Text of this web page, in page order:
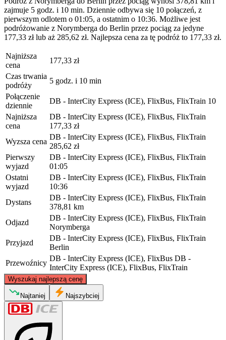
zajmuje 5 godz. i 10 min. Dziennie odbywa się 10 połączeń, z
pierwszym odlotem o 01:05, a ostatnim o 10:36. Możliwe jest
podróżowanie z Norymberga do Berlin przez pociąg za jedyne
177,33 zł lub aż 285,62 zł. Najlepsza cena za tę podróż to 177,33 zł.
Najniższa
cena
177,33 zł
Czas trwania
podróży
5 godz. i 10 min
Połączenie
dziennie
DB - InterCity Express (ICE), FlixBus, FlixTrain 10
Najniższa
cena
DB - InterCity Express (ICE), FlixBus, FlixTrain
177,33 zł
Wyzsza cena
DB - InterCity Express (ICE), FlixBus, FlixTrain
285,62 zł
Pierwszy
wyjazd
DB - InterCity Express (ICE), FlixBus, FlixTrain
01:05
Ostatni
wyjazd
DB - InterCity Express (ICE), FlixBus, FlixTrain
10:36
Dystans
DB - InterCity Express (ICE), FlixBus, FlixTrain
378,81 km
Odjazd
DB - InterCity Express (ICE), FlixBus, FlixTrain
Norymberga
Przyjazd
DB - InterCity Express (ICE), FlixBus, FlixTrain
Berlin
Przewoźnicy
DB - InterCity Express (ICE), FlixBus DB -
InterCity Express (ICE), FlixBus, FlixTrain
Wyszukaj najlepszą cenę
©CARTO, ©OpenStreetMapcontributors
Najtaniej Najszybciej